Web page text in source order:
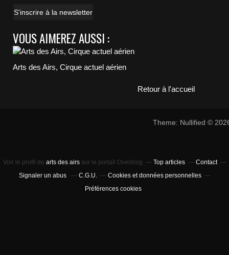
S'inscrire à la newsletter
VOUS AIMEREZ AUSSI :
Arts des Airs, Cirque actuel aérien
Retour à l'accueil
Theme: Nullified ©
Voir le profil de arts des airssur le portail Overblog Top articles
Contact
Signaler un abus
C.G.U.
Cookies et données personnelles
Préférences cookies